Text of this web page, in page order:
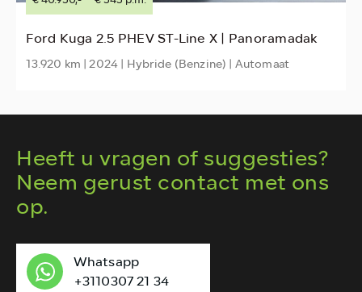
Ford Kuga 2.5 PHEV ST-Line X | Panoramadak
13.920 km | 2024 | Hybride (Benzine) | Automaat
Heeft u vragen of suggesties?
Neem gerust contact met ons
op.
Whatsapp
+3110307 21 34